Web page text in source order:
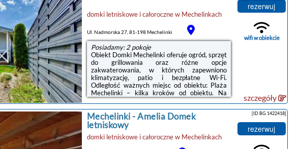
lodówka i mikrofalówka, a także łazienkę (1) z
prysznicem. Goście mogą podziwiać widok na
morze. W domu wakacyjnym zapewniono ...
domki letniskowe i całorocznew Mechelinkach
Ul. Nadmorska 27, 81-198 Mechelinki
Posiadamy: 2 pokoje
Obiekt Domki Mechelinki oferuje ogród, sprzęt
do grillowania oraz różne opcje
zakwaterowania, w których zapewniono
klimatyzację, patio i bezpłatne Wi-Fi.
Odległość ważnych miejsc od obiektu: Plaża
Mechelinki – kilka kroków od obiektu. Na
terenie obiektu dostępny jest prywatny
parking.Każda opcja zakwaterowania ma
taras i wyposażona jest w telewizor z płaskim
ekranem oraz pralkę. We wszystkich opcjach
znajduje się kuchnia z pełnym wyposażeniem,
w tym lodówką, jak również część
wypoczynkowa z rozkładaną sofą oraz
rezerwuj
wifi w obiekcie
szczegóły
Mechelinki-Amelia Domek
letniskowy
domki letniskowe i całorocznew Mechelinkach
[ID BG.1422418]
rezerwuj